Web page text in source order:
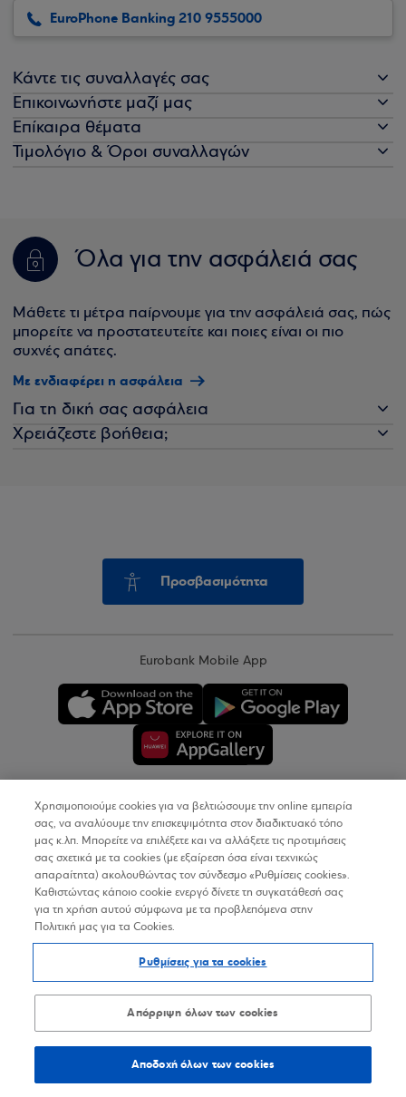
EuroPhone Banking 210 9555000
Κάντε τις συναλλαγές σας
Επικοινωνήστε μαζί μας
Επίκαιρα θέματα
Τιμολόγιο & Όροι συναλλαγών
Όλα για την ασφάλειά σας
Μάθετε τι μέτρα παίρνουμε για την ασφάλειά σας, πώς
μπορείτε να προστατευτείτε και ποιες είναι οι πιο
συχνές απάτες.
Με ενδιαφέρει η ασφάλεια
Για τη δική σας ασφάλεια
Χρειάζεστε βοήθεια;
Προσβασιμότητα
Eurobank Mobile App
Copyright © 2026
Όροι Χρήσης
Προσωπικά Δεδομένα στον Διαδικτυακό Τόπο
Δήλωση Προσβασιμότητας
Sitemap
Χρησιμοποιούμε cookies για να βελτιώσουμε την online εμπειρία
σας, να αναλύουμε την επισκεψιμότητα στον διαδικτυακό τόπο
μας κ.λπ. Μπορείτε να επιλέξετε και να αλλάξετε τις προτιμήσεις
σας σχετικά με τα cookies (με εξαίρεση όσα είναι τεχνικώς
απαραίτητα) ακολουθώντας τον σύνδεσμο «Ρυθμίσεις cookies».
Καθιστώντας κάποιο cookie ενεργό δίνετε τη συγκατάθεσή σας
για τη χρήση αυτού σύμφωνα με τα προβλεπόμενα στην
Πολιτική μας για τα Cookies.
Ρυθμίσεις για τα cookies
Απόρριψη όλων των cookies
Αποδοχή όλων των cookies